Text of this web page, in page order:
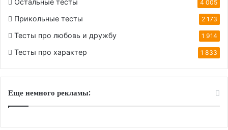
Остальные тесты 4 005
Прикольные тесты 2 173
Тесты про любовь и дружбу 1 914
Тесты про характер 1 833
Еще немного рекламы: